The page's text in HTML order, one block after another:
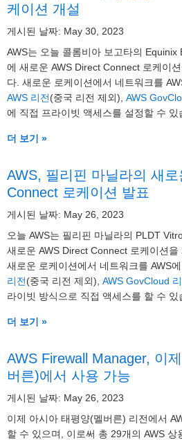
케이션 개설
게시된 날짜: May 30, 2023
AWS는 오늘 콜롬비아 보고타의 Equinix
에 새로운 AWS Direct Connect 로케이
다. 새로운 로케이션에서 네트워크를
AWS 리전(중국 리전 제외), AWS
에 직접 프라이빗 액세스를 설정할 수 있
더 보기 »
AWS, 필리핀 마닐라의 새
Connect 로케이션 발표
게시된 날짜: May 26, 2023
오늘 AWS는 필리핀 마닐라의 PLDT
새로운 AWS Direct Connect 로케이션을
새로운 로케이션에서 네트워크를 AWS
리전(중국 리전 제외), AWS GovCloud
라이빗 방식으로 직접 액세스를 할 수 있
더 보기 »
AWS Firewall Manager, 이
버른)에서 사용 가능
게시된 날짜: May 26, 2023
이제 아시아 태평양(멜버른) 리전에서
할 수 있으며, 이로써 총 29개의 AWS 상